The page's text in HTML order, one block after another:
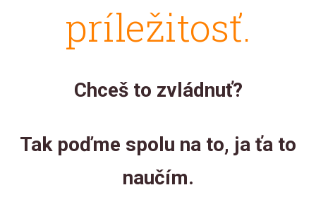
príležitosť.
Chceš to zvládnuť?
Tak poďme spolu na to, ja ťa to
naučím.